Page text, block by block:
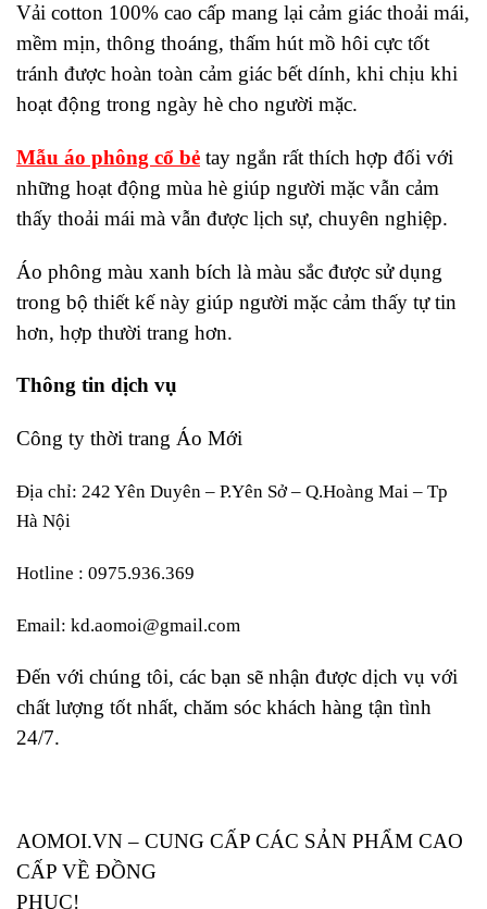
Vải cotton 100% cao cấp mang lại cảm giác thoải mái,
mềm mịn, thông thoáng, thấm hút mồ hôi cực tốt
tránh được hoàn toàn cảm giác bết dính, khi chịu khi
hoạt động trong ngày hè cho người mặc.
Mẫu áo phông cổ bẻ tay ngắn rất thích hợp đối với
những hoạt động mùa hè giúp người mặc vẫn cảm
thấy thoải mái mà vẫn được lịch sự, chuyên nghiệp.
Áo phông màu xanh bích là màu sắc được sử dụng
trong bộ thiết kế này giúp người mặc cảm thấy tự tin
hơn, hợp thười trang hơn.
Thông tin dịch vụ
Công ty thời trang Áo Mới
Địa chỉ: 242 Yên Duyên – P.Yên Sở – Q.Hoàng Mai – Tp
Hà Nội
Hotline : 0975.936.369
Email: kd.aomoi@gmail.com
Đến với chúng tôi, các bạn sẽ nhận được dịch vụ với
chất lượng tốt nhất, chăm sóc khách hàng tận tình
24/7.
AOMOI.VN – CUNG CẤP CÁC SẢN PHẨM CAO
CẤP VỀ ĐỒNG
PHỤC!